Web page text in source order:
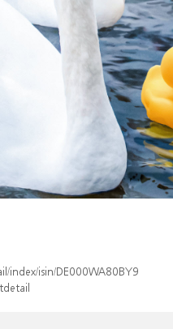
index/isin/DE000WA80BY9